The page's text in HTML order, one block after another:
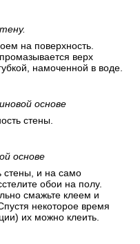
на поверхность.
верх
намоченной в воде.
основе
стены.
основе
стены, и на само
обои на полу.
смажьте клеем и
некоторое время
их можно клеить.